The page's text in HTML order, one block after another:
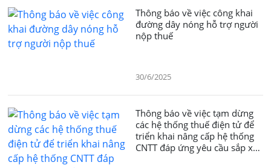
Thông báo về việc công khai
đường dây nóng hỗ trợ người
nộp thuế
30/6/2025
Thông báo về việc tạm dừng
các hệ thống thuế điện tử để
triển khai nâng cấp hệ thống
CNTT đáp ứng yêu cầu sắp xếp